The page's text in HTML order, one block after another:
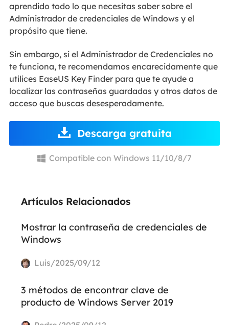
aprendido todo lo que necesitas saber sobre el
Administrador de credenciales de Windows y el
propósito que tiene.
Sin embargo, si el Administrador de Credenciales no
te funciona, te recomendamos encarecidamente que
utilices EaseUS Key Finder para que te ayude a
localizar las contraseñas guardadas y otros datos de
acceso que buscas desesperadamente.
Descarga gratuita
 Compatible con Windows 11/10/8/7
Artículos Relacionados
Mostrar la contraseña de credenciales de
Windows
Luis/2025/09/12
3 métodos de encontrar clave de
producto de Windows Server 2019